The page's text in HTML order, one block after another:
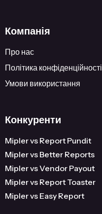
Компанія
Про нас
Політика конфіденційності
Умови використання
Конкуренти
Mipler vs Report Pundit
Mipler vs Better Reports
Mipler vs Vendor Payout
Mipler vs Report Toaster
Mipler vs Easy Report